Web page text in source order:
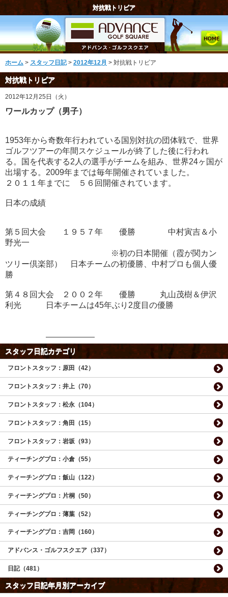
対抗戦トリビア
ホーム > スタッフ日記> 2012年12月 > 対抗戦トリビア
対抗戦トリビア
2012年12月25日（火）
ワールカップ（男子）
1953年から奇数年行われている国別対抗の団体戦で、世界
ゴルフツアーの年間スケジュールが終了した後に行われ
る。国を代表する2人の選手がチームを組み、世界24ヶ国が
出場する。2009年までは毎年開催されていました。
２０１１年までに ５６回開催されています。
日本の成績
第５回大会 １９５７年 優勝 中村寅吉＆小
野光一
※初の日本開催（霞が関カン
ツリー倶楽部） 日本チームの初優勝、中村プロも個人優
勝
第４８回大会 ２００２年 優勝 丸山茂樹＆伊沢
利光 日本チームは45年ぶり2度目の優勝
スタッフ日記カテゴリ
フロントスタッフ：原田（42）
フロントスタッフ：井上（70）
フロントスタッフ：松永（104）
フロントスタッフ：角田（15）
フロントスタッフ：岩坂（93）
ティーチングプロ：小倉（55）
ティーチングプロ：飯山（122）
ティーチングプロ：片桐（50）
ティーチングプロ：薄葉（52）
ティーチングプロ：吉岡（160）
アドバンス・ゴルフスクエア（337）
日記（481）
スタッフ日記年月別アーカイブ